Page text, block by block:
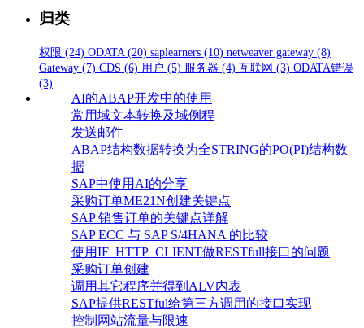
归类
权限 (24) ODATA (20) saplearners (10) netweaver gateway (8)
Gateway (7) CDS (6) 用户 (5) 服务器 (4) 互联网 (3) ODATA错误
(3)
AI的ABAP开发中的使用
常用域文本转换及域例程
发送邮件
ABAP结构数据转换为全STRING的PO(PI)结构数
据
SAP中使用AI的分享
采购订单ME21N创建关键点
SAP 销售订单的关键点详解
SAP ECC 与 SAP S/4HANA 的比较
使用IF_HTTP_CLIENT做RESTfull接口的问题
采购订单创建
调用其它程序并得到ALV内表
SAP提供RESTful给第三方调用的接口实现
控制网站流量与限速